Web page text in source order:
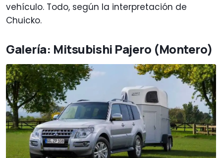
vehículo. Todo, según la interpretación de
Chuicko.
Galería: Mitsubishi Pajero (Montero)